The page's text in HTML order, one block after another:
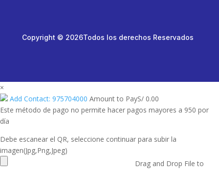
Copyright © 2026Todos los derechos Reservados
×
Add Contact: 975704000 Amount to PayS/ 0.00
Este método de pago no permite hacer pagos mayores a 950 por
día
Debe escanear el QR, seleccione continuar para subir la
imagen(Jpg,Png,Jpeg)
Drag and Drop File to